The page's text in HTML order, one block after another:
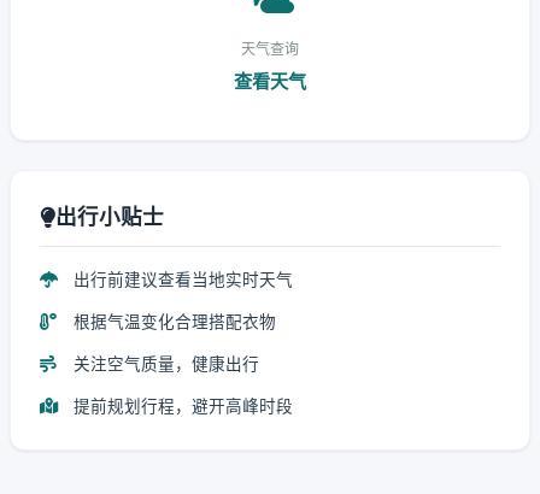
天气查询
查看天气
出行小贴士
出行前建议查看当地实时天气
根据气温变化合理搭配衣物
关注空气质量，健康出行
提前规划行程，避开高峰时段